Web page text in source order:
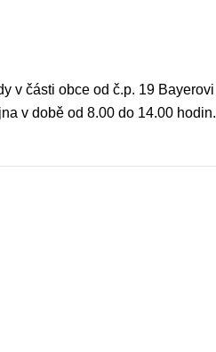
v části obce od č.p. 19 Bayerovi
v době od 8.00 do 14.00 hodin.